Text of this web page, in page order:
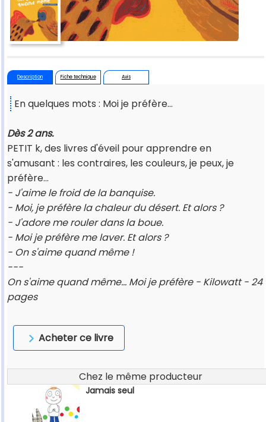
Description Fiche technique Avis
En quelques mots : Moi je préfère...
Dès 2 ans.
PETIT k, des livres d'éveil pour apprendre en
s'amusant : les contraires, les couleurs, je peux, je
préfère...
- J'aime le froid de la banquise.
- Moi, je préfère la chaleur du désert. Et alors ?
- J'adore me rouler dans la boue.
- Moi je préfère me laver. Et alors ?
- On s'aime quand même !
---
On s'aime quand même... Moi je préfère - Kilowatt - 24
pages
Acheter ce livre
Chez le même producteur
Jamais seul